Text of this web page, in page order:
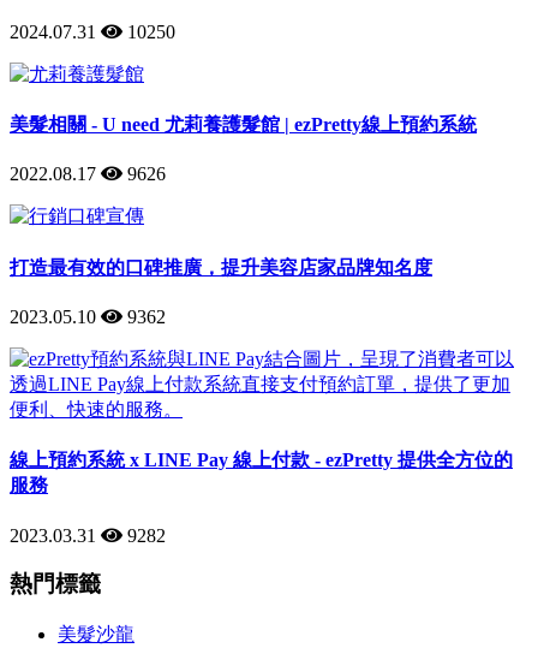
2024.07.31 10250
美髮相關 - U need 尤莉養護髮館 | ezPretty線上預約系統
2022.08.17 9626
打造最有效的口碑推廣，提升美容店家品牌知名度
2023.05.10 9362
線上預約系統 x LINE Pay 線上付款 - ezPretty 提供全方位的
服務
2023.03.31 9282
熱門標籤
美髮沙龍